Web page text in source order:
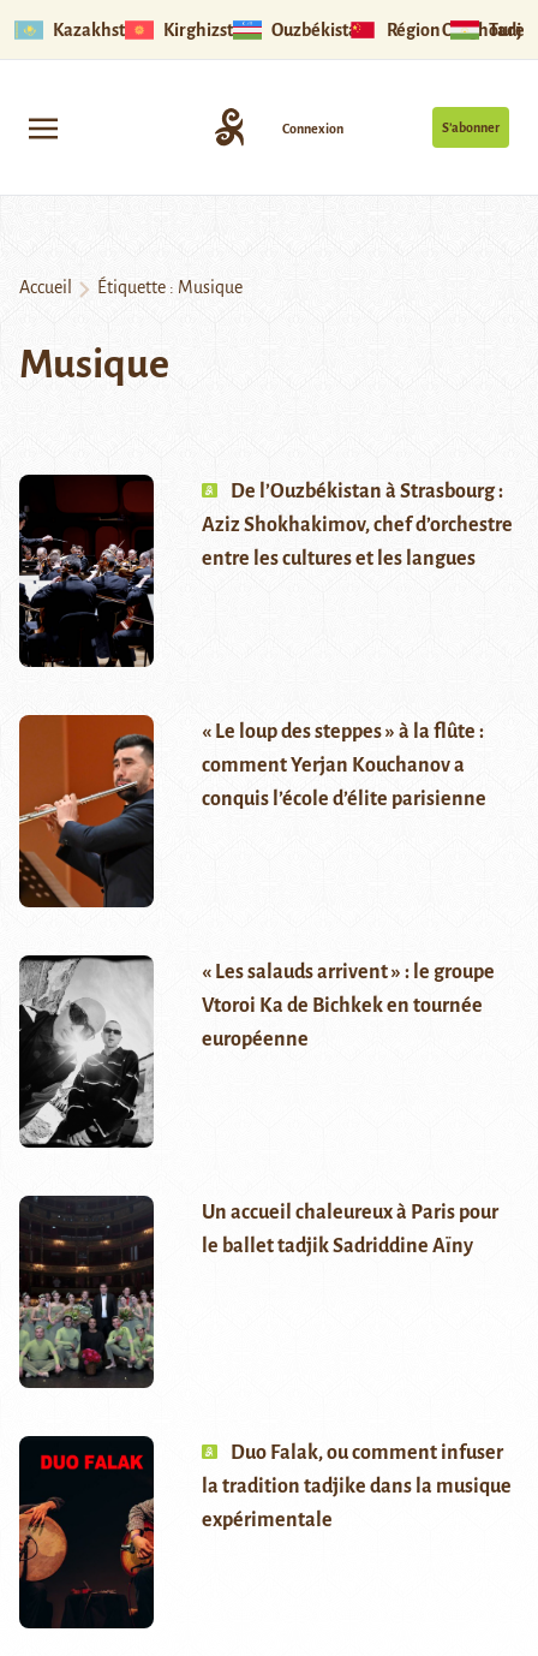
Kazakhstan Kirghizstan Ouzbékistan Région Ouïghoure
S’abonner
Connexion
Accueil Étiquette : Musique
Musique
De l’Ouzbékistan à Strasbourg :
Aziz Shokhakimov, chef d’orchestre
entre les cultures et les langues
« Le loup des steppes » à la flûte :
comment Yerjan Kouchanov a
conquis l’école d’élite parisienne
« Les salauds arrivent » : le groupe
Vtoroi Ka de Bichkek en tournée
européenne
Un accueil chaleureux à Paris pour
le ballet tadjik Sadriddine Aïny
Duo Falak, ou comment infuser
la tradition tadjike dans la musique
expérimentale